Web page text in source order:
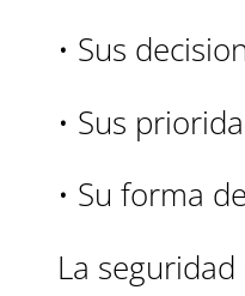
• Sus
• Sus
• Su forma
La